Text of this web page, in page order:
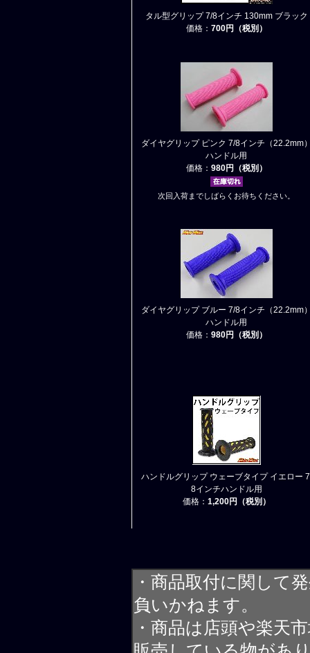
タル型グリップ 7/8インチ 130mm ブラック
価格： 700円（税別）
ダイヤグリップ ピンク 7/8インチ（22.2mm
ハンドル用
価格： 980円（税別）
次回入荷までしばらくお待ちください。
ダイヤグリップ ブルー 7/8インチ（22.2mm
ハンドル用
価格： 980円（税別）
ハンドルグリップ ウェーブタイプ イエロー
8インチハンドル用
価格： 1,200円（税別）
・商品取付に関して
負いかねます。
・商品は店頭や楽天